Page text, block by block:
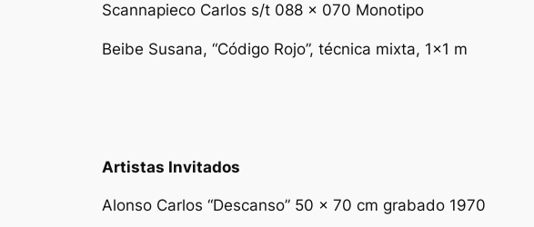
Scannapieco Carlos s/t 088 x 070 Monotipo
Beibe Susana, “Código Rojo”, técnica mixta, 1×1 m
Artistas Invitados
Alonso Carlos “Descanso” 50 x 70 cm grabado 1970